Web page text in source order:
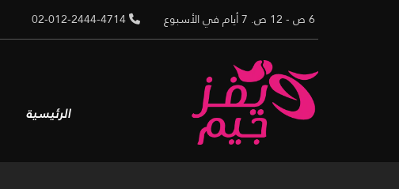
الرئيسية